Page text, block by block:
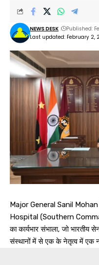
Last updated: February 2,
NEWS DESK Published:
Major General Sanil
Hospital (Southern
का कार्यभार संभाला, जो भारतीय
संस्थानों में से एक के नेतृत्व में एक